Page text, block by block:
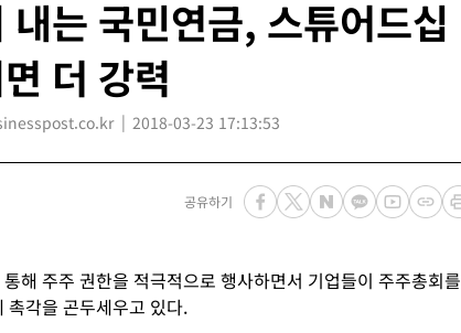
내는 국민연금, 스튜어드십
더 강력
2018-03-23 17:13:53
공유하기
해 주주 권한을 적극적으로 행사하면서 기업들이 주주총회를
촉각을 곤두세우고 있다.